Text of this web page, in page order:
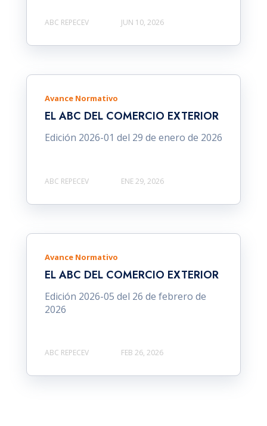
ABC REPECEV JUN 10, 2026
Avance Normativo
EL ABC DEL COMERCIO EXTERIOR
Edición 2026-01 del 29 de enero de 2026
ABC REPECEV ENE 29, 2026
Avance Normativo
EL ABC DEL COMERCIO EXTERIOR
Edición 2026-05 del 26 de febrero de
2026
ABC REPECEV FEB 26, 2026